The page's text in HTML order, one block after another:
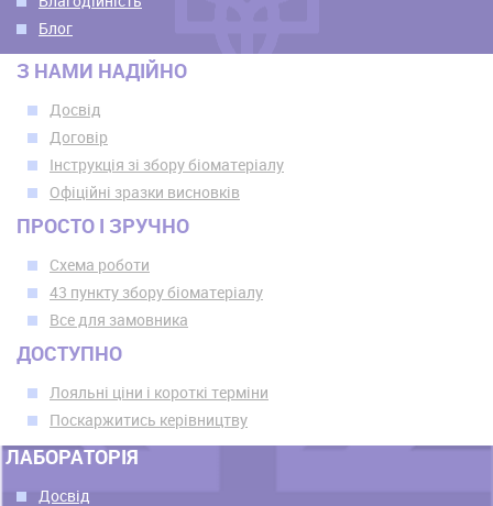
Блог
З НАМИ НАДІЙНО
Досвід
Договір
Інструкція зі збору біоматеріалу
Офіційні зразки висновків
ПРОСТО І ЗРУЧНО
Схема роботи
43 пункту збору біоматеріалу
Все для замовника
ДОСТУПНО
Лояльні ціни і короткі терміни
Поскаржитись керівництву
ЛАБОРАТОРІЯ
Досвід